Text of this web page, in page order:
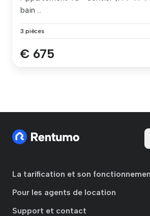
bain ...
3 pièces
€ 675
La tarification et son
Pour les agents de location
Support et contact